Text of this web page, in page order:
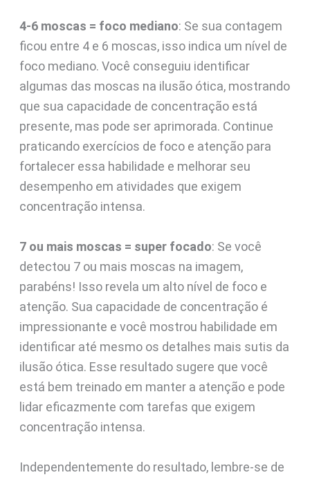
4-6 moscas = foco mediano: Se sua contagem
ficou entre 4 e 6 moscas, isso indica um nível de
foco mediano. Você conseguiu identificar
algumas das moscas na ilusão ótica, mostrando
que sua capacidade de concentração está
presente, mas pode ser aprimorada. Continue
praticando exercícios de foco e atenção para
fortalecer essa habilidade e melhorar seu
desempenho em atividades que exigem
concentração intensa.
7 ou mais moscas = super focado: Se você
detectou 7 ou mais moscas na imagem,
parabéns! Isso revela um alto nível de foco e
atenção. Sua capacidade de concentração é
impressionante e você mostrou habilidade em
identificar até mesmo os detalhes mais sutis da
ilusão ótica. Esse resultado sugere que você
está bem treinado em manter a atenção e pode
lidar eficazmente com tarefas que exigem
concentração intensa.
Independentemente do resultado, lembre-se de